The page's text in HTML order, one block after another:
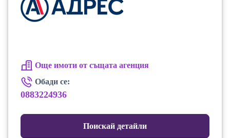
Още имоти от същата агенция
Обади се:
0883224936
Поискай детайли